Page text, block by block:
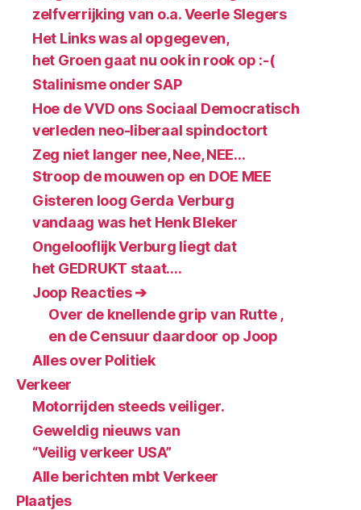
zelfverrijking van o.a. Veerle Slegers
Het Links was al opgegeven,
het Groen gaat nu ook in rook op :-(
Stalinisme onder SAP
Hoe de VVD ons Sociaal Democratisch
verleden neo-liberaal spindoctort
Zeg niet langer nee, Nee, NEE…
Stroop de mouwen op en DOE MEE
Gisteren loog Gerda Verburg
vandaag was het Henk Bleker
Ongelooflijk Verburg liegt dat
het GEDRUKT staat….
Joop Reacties ➔
Over de knellende grip van Rutte ,
en de Censuur daardoor op Joop
Alles over Politiek
Verkeer
Motorrijden steeds veiliger.
Geweldig nieuws van
“Veilig verkeer USA”
Alle berichten mbt Verkeer
Plaatjes